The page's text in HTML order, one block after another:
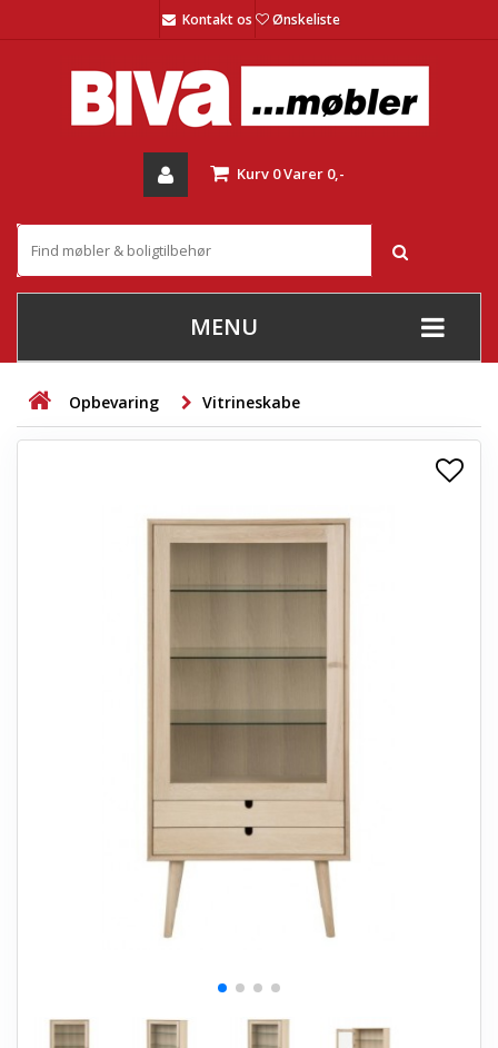
Kontakt os Ønskeliste
Kurv 0Varer 0,-
MENU
+
STUE
+
SPAR PENGE PÅ UDVALGTE VARER
Opbevaring Vitrineskabe